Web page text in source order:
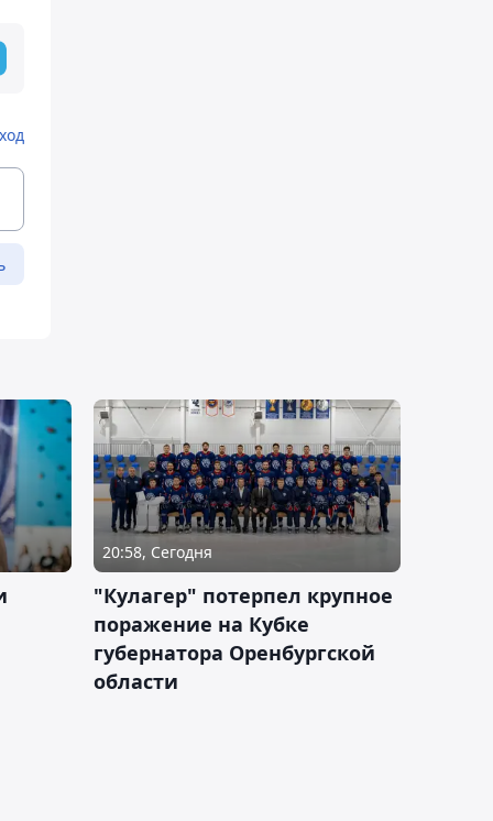
20:58, Сегодня
"Кулагер" потерпел крупное
поражение на Кубке
губернатора Оренбургской
области